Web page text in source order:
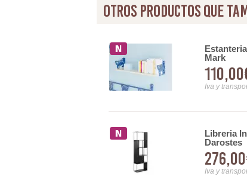
otros productos que
Mark
Iva y
Libreria
Darostes
Iva y